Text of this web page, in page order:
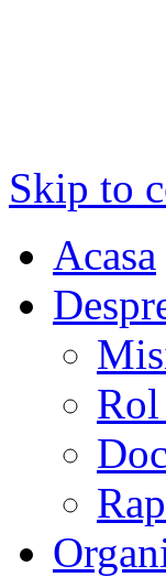
Skip to
Acasa